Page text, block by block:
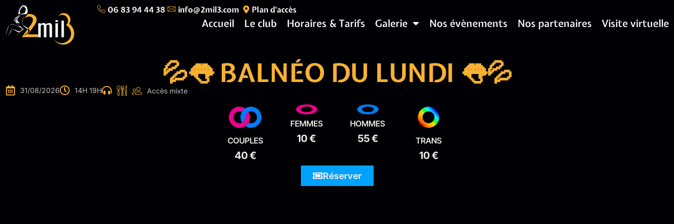
06 83 94 44 38 info@2mil3.com Plan d'accès
Accueil Le club Horaires & Tarifs Galerie Nos évènements Nos partenaires Visite virtuelle
💦👅 BALNÉO DU LUNDI 👅💦
31/08/2026 14H 19H Accès mixte
COUPLES
40 €
FEMMES
10 €
HOMMES
55 € TRANS
10 €
Réserver